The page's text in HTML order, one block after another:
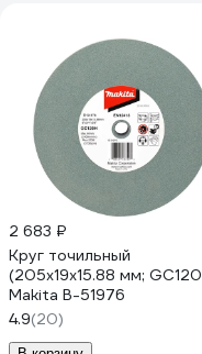
2 683 ₽
Круг точильный
(205x19x15.88 мм;
Makita B-51976
4.9(20)